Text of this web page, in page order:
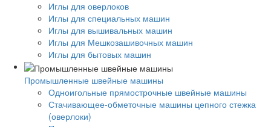
Иглы для оверлоков
Иглы для специальных машин
Иглы для вышивальных машин
Иглы для Мешкозашивочных машин
Иглы для бытовых машин
Промышленные швейные машины
Одноигольные прямострочные швейные машины
Стачивающее-обметочные машины цепного стежка
(оверлоки)